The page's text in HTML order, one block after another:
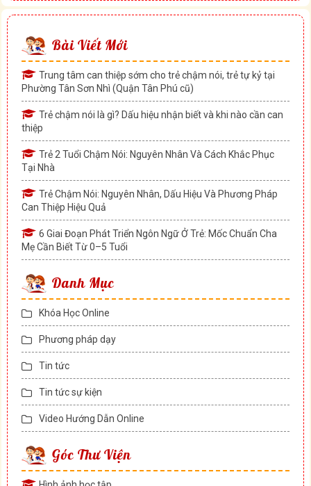
Bài Viết Mới
Trung tâm can thiệp sớm cho trẻ chậm nói, trẻ tự kỷ tại
Phường Tân Sơn Nhì (Quận Tân Phú cũ)
Trẻ chậm nói là gì? Dấu hiệu nhận biết và khi nào cần can
thiệp
Trẻ 2 Tuổi Chậm Nói: Nguyên Nhân Và Cách Khắc Phục
Tại Nhà
Trẻ Chậm Nói: Nguyên Nhân, Dấu Hiệu Và Phương Pháp
Can Thiệp Hiệu Quả
6 Giai Đoạn Phát Triển Ngôn Ngữ Ở Trẻ: Mốc Chuẩn Cha
Mẹ Cần Biết Từ 0–5 Tuổi
Danh Mục
Khóa Học Online
Phương pháp dạy
Tin tức
Tin tức sự kiện
Video Hướng Dẫn Online
Góc Thư Viện